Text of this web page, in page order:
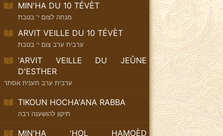
MIN'HA DU 10 TÉVÈT
מנחה לצום י' בטבת
ARVIT VEILLE DU 10 TÉVÈT
ערבית ערב צום י' בטבת
'ARVIT VEILLE DU JEÛNE
D'ESTHER
ערבית ערב תענית אסתר
TIKOUN HOCHA'ANA RABBA
תיקון להושענה רבה
MIN'HA 'HOL HAMOÈD